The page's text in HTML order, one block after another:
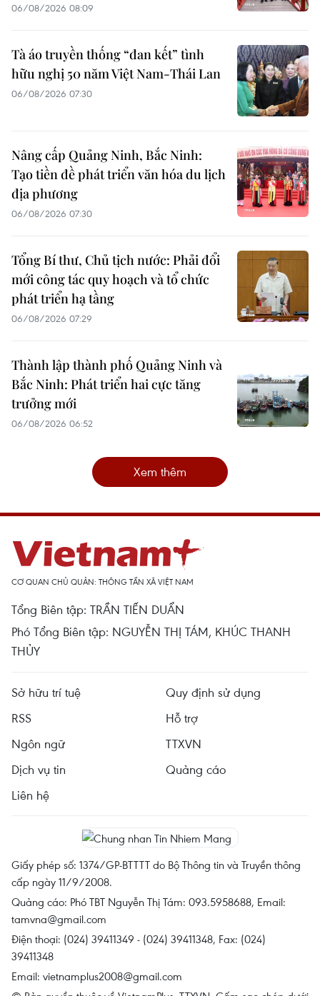
06/08/2026 08:09
Tà áo truyền thống “đan kết” tình
hữu nghị 50 năm Việt Nam-Thái Lan
06/08/2026 07:30
Nâng cấp Quảng Ninh, Bắc Ninh:
Tạo tiền đề phát triển văn hóa du lịch
địa phương
06/08/2026 07:30
Tổng Bí thư, Chủ tịch nước: Phải đổi
mới công tác quy hoạch và tổ chức
phát triển hạ tầng
06/08/2026 07:29
Thành lập thành phố Quảng Ninh và
Bắc Ninh: Phát triển hai cực tăng
trưởng mới
06/08/2026 06:52
Xem thêm
CƠ QUAN CHỦ QUẢN: THÔNG TẤN XÃ VIỆT NAM
Tổng Biên tập: TRẦN TIẾN DUẨN
Phó Tổng Biên tập: NGUYỄN THỊ TÁM, KHÚC THANH
THỦY
Sở hữu trí tuệ
Quy định sử dụng
RSS
Hỗ trợ
Ngôn ngữ
TTXVN
Dịch vụ tin
Quảng cáo
Liên hệ
Giấy phép số: 1374/GP-BTTTT do Bộ Thông tin và Truyền thông
cấp ngày 11/9/2008.
Quảng cáo: Phó TBT Nguyễn Thị Tám: 093.5958688, Email:
tamvna@gmail.com
Điện thoại: (024) 39411349 - (024) 39411348, Fax: (024)
39411348
Email: vietnamplus2008@gmail.com